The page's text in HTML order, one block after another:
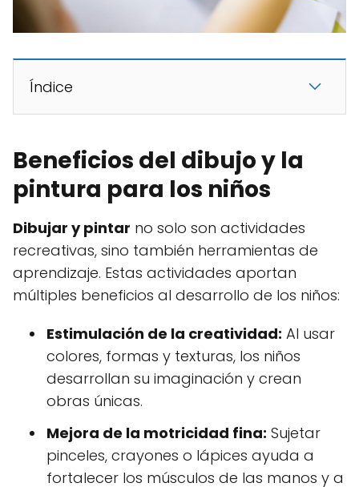
Índice
Beneficios del dibujo y la
pintura para los niños
Dibujar y pintar no solo son actividades
recreativas, sino también herramientas de
aprendizaje. Estas actividades aportan
múltiples beneficios al desarrollo de los niños:
Estimulación de la creatividad: Al usar
colores, formas y texturas, los niños
desarrollan su imaginación y crean
obras únicas.
Mejora de la motricidad fina: Sujetar
pinceles, crayones o lápices ayuda a
fortalecer los músculos de las manos y a